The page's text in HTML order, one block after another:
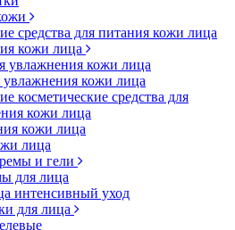
средства для питания кожи лица
кожи лица
увлажнения кожи лица
увлажнения кожи лица
косметические средства для
кожи лица
кожи лица
лица
и гели
для лица
интенсивный уход
для лица